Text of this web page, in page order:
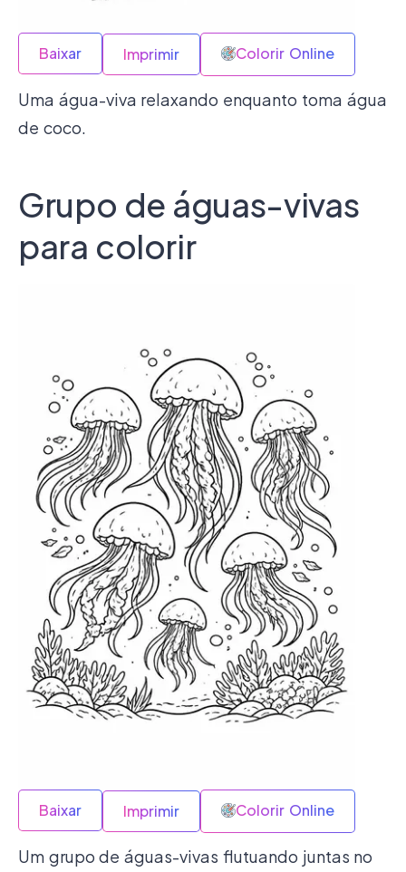
Baixar Imprimir Colorir Online
Uma água-viva relaxando enquanto toma água
de coco.
Grupo de águas-vivas
para colorir
Baixar Imprimir Colorir Online
Um grupo de águas-vivas flutuando juntas no